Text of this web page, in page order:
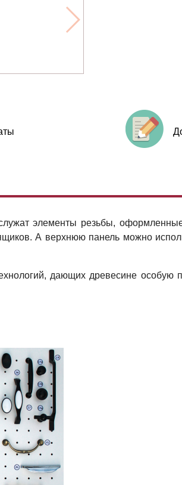
элементы резьбы,
А верхнюю панель можно
дающих древесине особую